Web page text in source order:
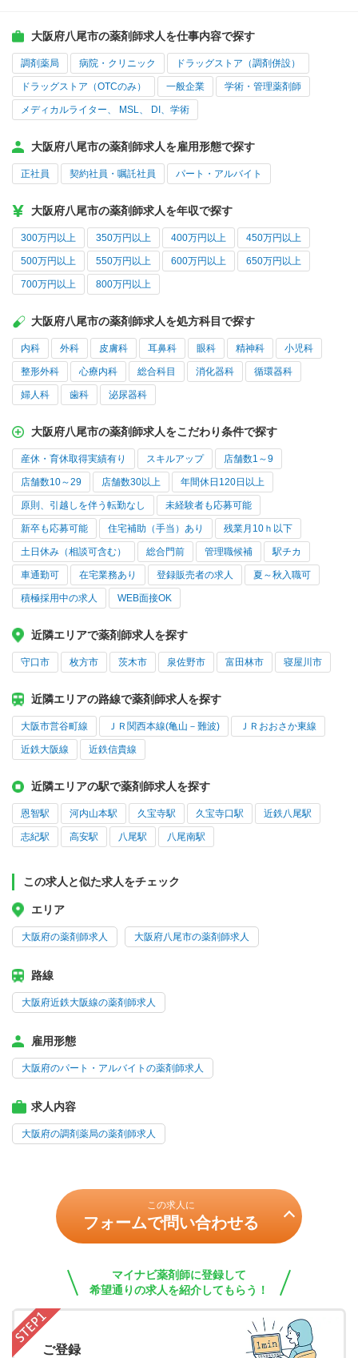
大阪府八尾市の薬剤師求人を仕事内容で探す
調剤薬局 病院・クリニック ドラッグストア（調剤併設）
ドラッグストア（OTCのみ） 一般企業 学術・管理薬剤師
メディカルライター、 MSL、 DI、学術
大阪府八尾市の薬剤師求人を雇用形態で探す
正社員 契約社員・嘱託社員 パート・アルバイト
大阪府八尾市の薬剤師求人を年収で探す
300万円以上 350万円以上 400万円以上 450万円以上
500万円以上 550万円以上 600万円以上 650万円以上
700万円以上 800万円以上
大阪府八尾市の薬剤師求人を処方科目で探す
内科 外科 皮膚科 耳鼻科 眼科 精神科 小児科
整形外科 心療内科 総合科目 消化器科 循環器科
婦人科 歯科 泌尿器科
大阪府八尾市の薬剤師求人をこだわり条件で探す
産休・育休取得実績有り スキルアップ 店舗数1～9
店舗数10～29 店舗数30以上 年間休日120日以上
原則、引越しを伴う転勤なし 未経験者も応募可能
新卒も応募可能 住宅補助（手当）あり 残業月10ｈ以下
土日休み（相談可含む） 総合門前 管理職候補 駅チカ
車通勤可 在宅業務あり 登録販売者の求人 夏～秋入職可
積極採用中の求人 WEB面接OK
近隣エリアで薬剤師求人を探す
守口市 枚方市 茨木市 泉佐野市 富田林市 寝屋川市
近隣エリアの路線で薬剤師求人を探す
大阪市営谷町線 ＪＲ関西本線(亀山－難波) ＪＲおおさか東線
近鉄大阪線 近鉄信貴線
近隣エリアの駅で薬剤師求人を探す
恩智駅 河内山本駅 久宝寺駅 久宝寺口駅 近鉄八尾駅
志紀駅 高安駅 八尾駅 八尾南駅
この求人と似た求人をチェック
エリア
大阪府の薬剤師求人 大阪府八尾市の薬剤師求人
路線
大阪府近鉄大阪線の薬剤師求人
雇用形態
大阪府のパート・アルバイトの薬剤師求人
求人内容
大阪府の調剤薬局の薬剤師求人
この求人に
フォームで問い合わせる
マイナビ薬剤師に登録して
希望通りの求人を紹介してもらう！
ご登録